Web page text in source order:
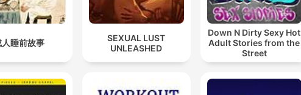
睡前故事
SEXUAL LUST
UNLEASHED
Down N Dirty Sexy Hot
Adult Stories from the
Street